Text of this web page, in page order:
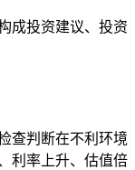
成投资建议、投资
查判断在不利环境
利率上升、估值倍